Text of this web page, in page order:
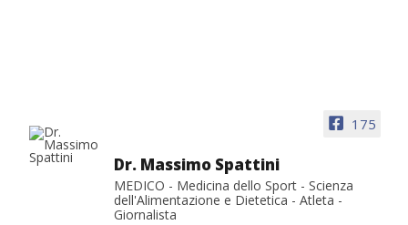
175
Dr. Massimo Spattini
MEDICO - Medicina dello Sport - Scienza
dell'Alimentazione e Dietetica - Atleta -
Giornalista